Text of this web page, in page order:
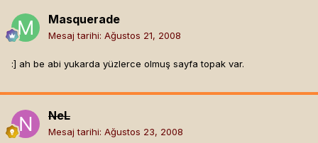
Masquerade
Mesaj tarihi: Ağustos 21, 2008
:] ah be abi yukarda yüzlerce olmuş sayfa topak var.
NeL
Mesaj tarihi: Ağustos 23, 2008